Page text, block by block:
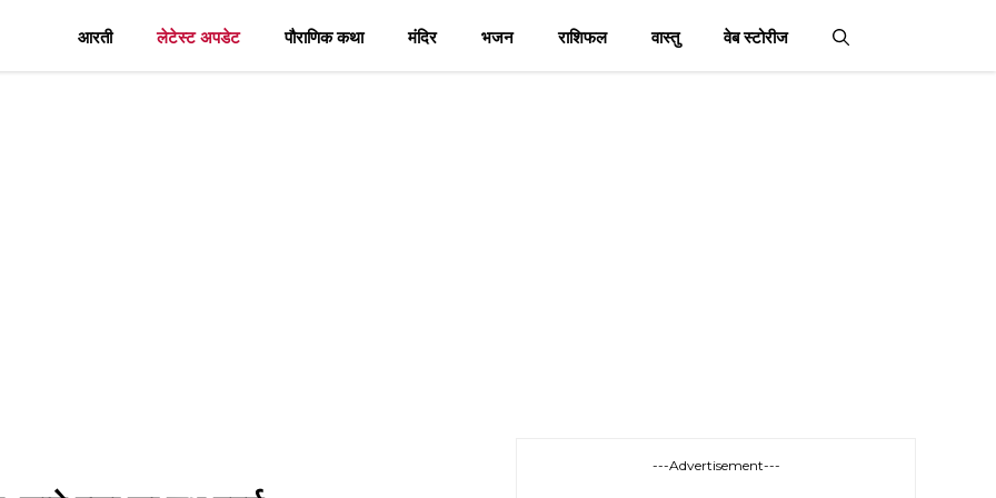
आरती लेटेस्ट अपडेट पौराणिक कथा मंदिर भजन राशिफल वास्तु वेब स्टोरीज
---Advertisement---